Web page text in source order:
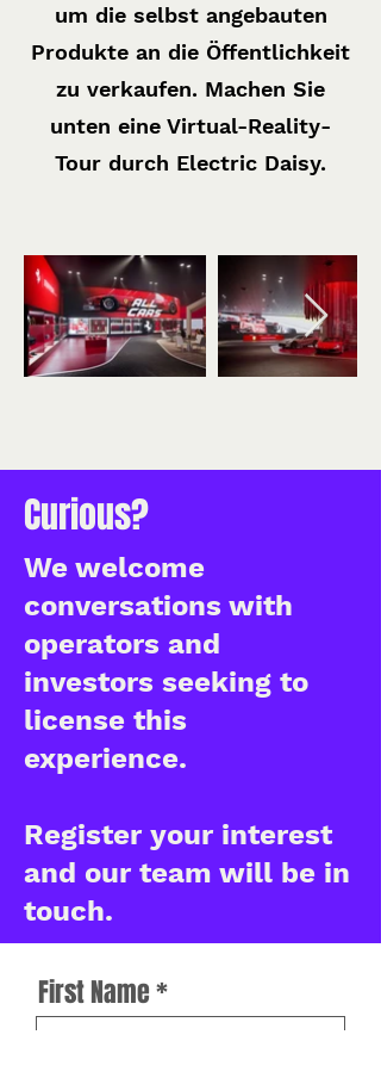
um die selbst angebauten
Produkte an die Öffentlichkeit
zu verkaufen. Machen Sie
unten eine Virtual-Reality-
Tour durch Electric Daisy.
Curious?
We welcome
conversations with
operators and
investors seeking to
license this
experience.
Register your interest
and our team will be in
touch.
First Name